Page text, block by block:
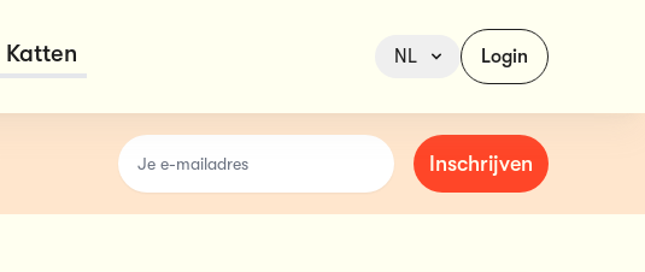
Katten NL Login
email
Inschrijven